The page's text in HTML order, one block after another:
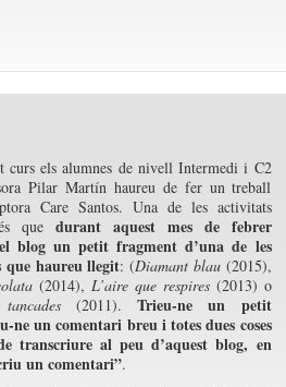
curs els alumnes de nivell Intermedi i C2
Pilar Martín haureu de fer un treball
Care Santos. Una de les activitats
que durant aquest mes de febrer
blog un petit fragment d’una de les
que haureu llegit: (Diamant blau(2015),
(2014), L’aire que respires(2013) o
(2011).Trieu-ne un petit
ne un comentari breu i totes dues coses
transcriure al peu d’aquest blog, en
un comentari”.